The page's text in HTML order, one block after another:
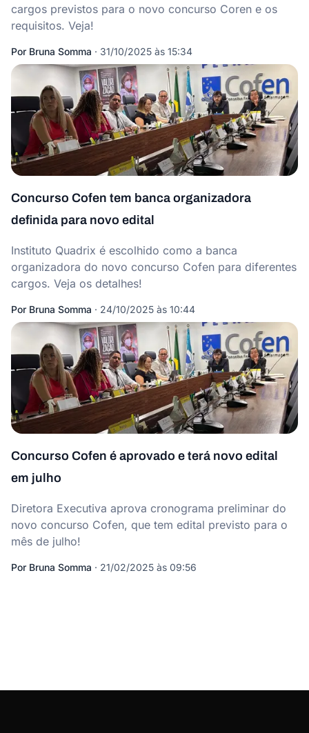
cargos previstos para o novo concurso Coren e os
requisitos. Veja!
Por Bruna Somma · 31/10/2025 às 15:34
Concurso Cofen tem banca organizadora
definida para novo edital
Instituto Quadrix é escolhido como a banca
organizadora do novo concurso Cofen para diferentes
cargos. Veja os detalhes!
Por Bruna Somma · 24/10/2025 às 10:44
Concurso Cofen é aprovado e terá novo edital
em julho
Diretora Executiva aprova cronograma preliminar do
novo concurso Cofen, que tem edital previsto para o
mês de julho!
Por Bruna Somma · 21/02/2025 às 09:56